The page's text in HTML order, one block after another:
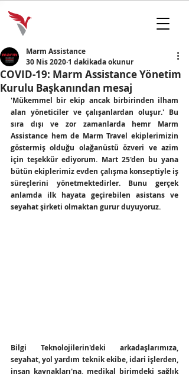
COVID-19: Marm Assistance Yönetim
Kurulu Başkanından mesaj
Marm Assistance
30 Nis 2020 1 dakikada okunur
'Mükemmel bir ekip ancak birbirinden ilham
alan yöneticiler ve çalışanlardan oluşur.' Bu
sıra dışı ve zor zamanlarda hemr Marm
Assistance hem de Marm Travel ekiplerimizin
göstermiş olduğu olağanüstü özveri ve azim
için teşekkür ediyorum. Mart 25'den bu yana
bütün ekiplerimiz evden çalışma konseptiyle iş
süreçlerini yönetmektedirler. Bunu gerçek
anlamda ilk hayata geçirebilen asistans ve
seyahat şirketi olmaktan gurur duyuyoruz.
Bilgi Teknolojilerin'deki arkadaşlarımıza,
seyahat, yol yardım teknik ekibe, idari işlerden,
insan kaynakları'na, medikal birimdeki sağlık